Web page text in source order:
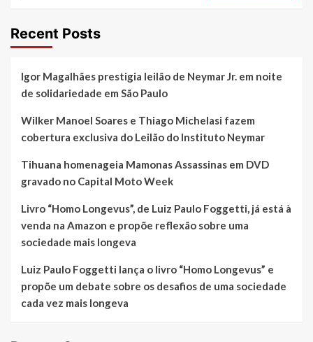
Recent Posts
Igor Magalhães prestigia leilão de Neymar Jr. em noite
de solidariedade em São Paulo
Wilker Manoel Soares e Thiago Michelasi fazem
cobertura exclusiva do Leilão do Instituto Neymar
Tihuana homenageia Mamonas Assassinas em DVD
gravado no Capital Moto Week
Livro “Homo Longevus”, de Luiz Paulo Foggetti, já está à
venda na Amazon e propõe reflexão sobre uma
sociedade mais longeva
Luiz Paulo Foggetti lança o livro “Homo Longevus” e
propõe um debate sobre os desafios de uma sociedade
cada vez mais longeva